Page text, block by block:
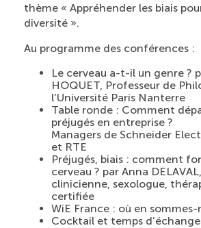
thème « Appréhender les biais
diversité ».
Au programme des conférences :
Le cerveau a-t-il un genre ?
HOQUET, Professeur de
l’Université Paris Nanterre
Table ronde : Comment
préjugés en entreprise ?
Managers de Schneider
et RTE
Préjugés, biais : comment
cerveau ? par Anna
clinicienne, sexologue,
certifiée
WiE France : où en sommes-
Cocktail et temps